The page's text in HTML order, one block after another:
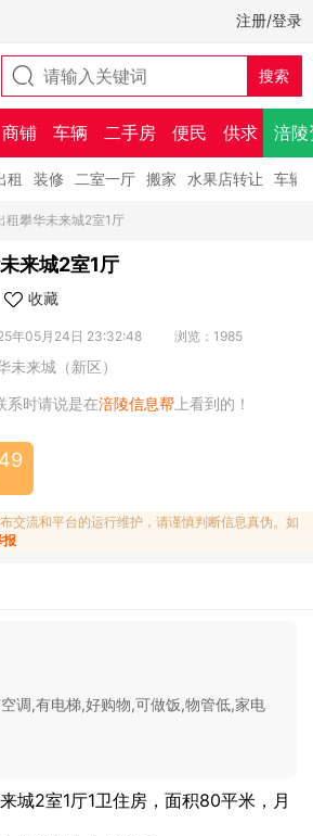
注册/登录
商铺 车辆 二手房 便民 供求 涪陵
租 装修 二室一厅 搬家 水果店转让 车辆
租攀华未来城2室1厅
来城2室1厅
收藏
年05月24日 23:32:48 浏览：1985
未来城（新区）
系时请说是在涪陵信息帮 上看到的！
交流和平台的运行维护，请谨慎判断信息真伪。如
报
调,有电梯,好购物,可做饭,物管低,家电
城2室1厅1卫住房，面积80平米，月